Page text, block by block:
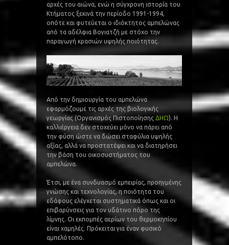
αρχές του αιώνα, ενώ η σύγχρονη ιστορία του
Κτήματος ξεκινά την περίοδο 1991-1994,
οπότε και φυτεύεται ο ιδιόκτητος αμπελώνας
από τα αδέλφια Βογιατζή με στόχο την
παραγωγή κρασιών υψηλής ποιότητας.
Από την δηµιουργία του αµπελώνα
εφαρµόζουµε τις αρχές της βιολογικής
γεωργίας (Οργανισμός Πιστοποίησης ΔΗΩ). Η
καλλιέργεια δεν στοχεύει µόνο να πάρει από
την φύση ώστε να δώσει σταφύλια υψηλής
αξίας, αλλά να προστατέψει και να διατηρήσει
την βάση του οικοσυστήµατος του
αµπελώνα.
Έτσι, µε ένα συνδυασµό εµπειρίας, προηγµένης
γνώσης και τεχνολογίας, η ποιότητα του
εδάφους ελέγχεται συστηµατικά όπως και οι
επιβαρύνσεις για τον υδάτινο πόρο της
λίµνης. Οι εκποµπές αερίων του θερµοκηπίου
είναι χαµηλές. Πρόκειται για έναν φυσικό
αµπελότοπο.